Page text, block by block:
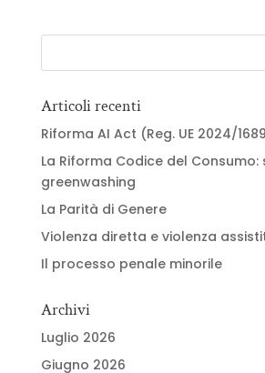
Articoli recenti
Riforma AI Act (Reg. UE 2024/
La Riforma Codice del Consumo:
greenwashing
La Parità di Genere
Violenza diretta e violenza
Il processo penale minorile
Archivi
Luglio 2026
Giugno 2026